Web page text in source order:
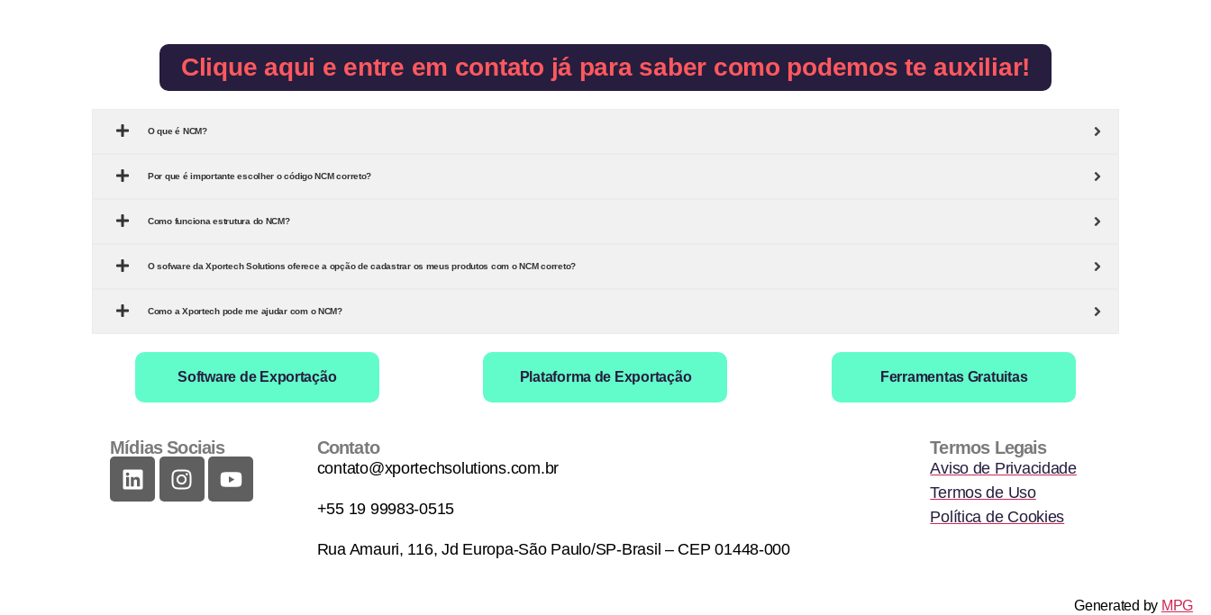
Clique aqui e entre em contato já para saber como podemos te auxiliar!
O que é NCM?
Por que é importante escolher o código NCM correto?
Como funciona estrutura do NCM?
O sofware da Xportech Solutions oferece a opção de cadastrar os meus produtos com o NCM correto?
Como a Xportech pode me ajudar com o NCM?
Software de Exportação Plataforma de Exportação Ferramentas Gratuitas
Mídias Sociais Contato
contato@xportechsolutions.com.br
+55 19 99983-0515
Rua Amauri, 116, Jd Europa-São Paulo/SP-Brasil – CEP 01448-000
Termos Legais
Aviso de Privacidade
Termos de Uso
Política de Cookies
Generated by MPG